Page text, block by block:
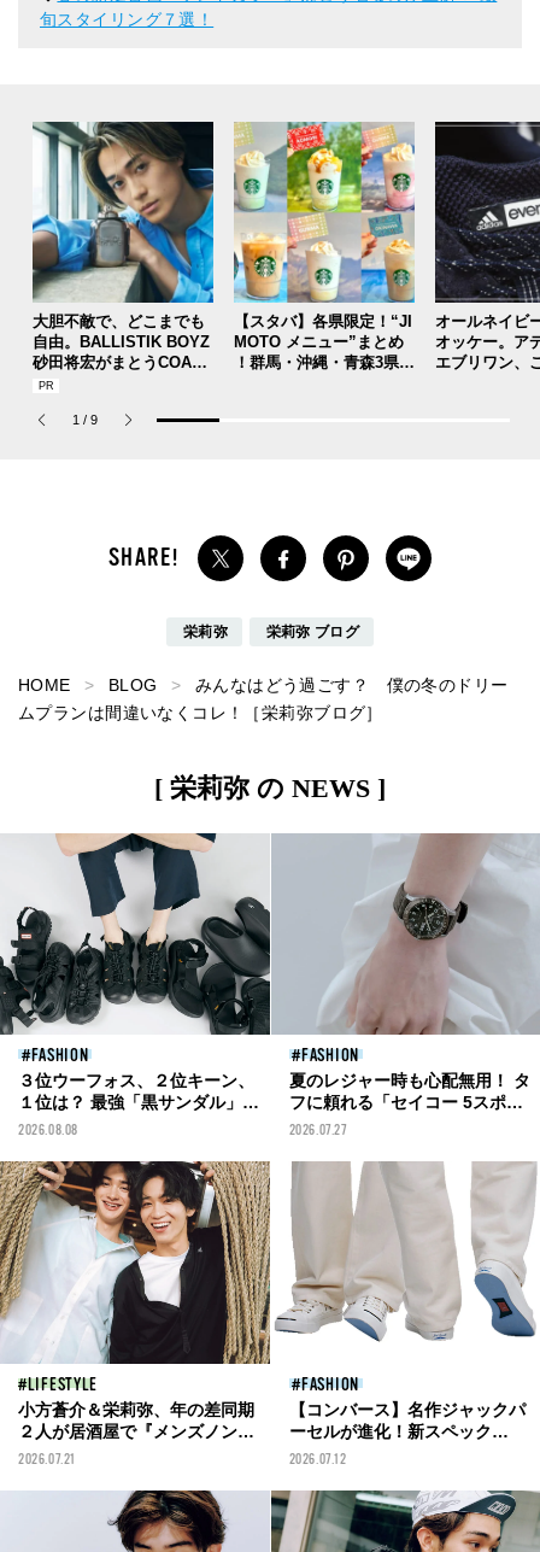
旬スタイリング７選！
大胆不敵で、どこまでも
自由。BALLISTIK BOYZ
砂田将宏がまとうCOACH
の新作フレグランス「コ
パルファム」
【スタバ】各県限定！“JI
MOTO メニュー”まとめ
！群馬・沖縄・青森3県分
オールネイビ
オッケー。ア
エブリワン、
1 / 9
栄莉弥 栄莉弥 ブログ
HOME BLOG
みんなはどう過ごす？ 僕の冬のドリー
ムプランは間違いなくコレ！［栄莉弥ブログ］
[ 栄莉弥 の NEWS ]
FASHION
３位ウーフォス、２位キーン、
１位は？ 最強「黒サンダル」全
20足を試着した服好きモデルの
届け！
2026.08.08
FASHION
夏のレジャー時も心配無用！ タ
フに頼れる「セイコー 5スポー
ツ」の新作 [Watch- 今月のウォ
2026.07.27
LIFESTYLE
小方蒼介＆栄莉弥、年の差同期
２人が居酒屋で『メンズノン
ノ』と自分たちの現在地を熱く
2026.07.21
FASHION
【コンバース】名作ジャックパ
ーセルが進化！新スペック
「CL」コレクションに注目
ー]
2026.07.12